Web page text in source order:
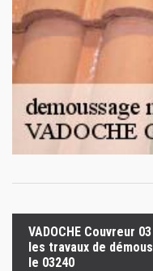
VADOCHE Couvreur
les travaux de
le 03240